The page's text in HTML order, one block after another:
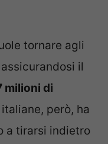
tornare agli
il
milioni di
però, ha
a tirarsi indietro